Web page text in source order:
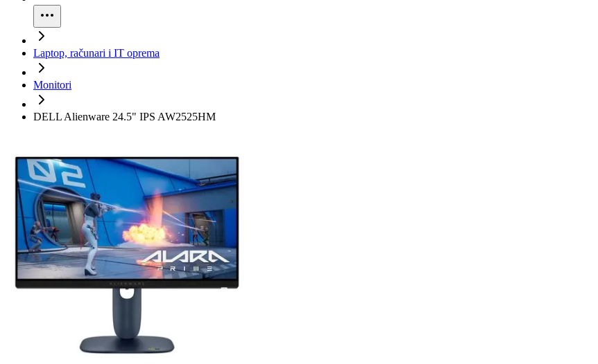
Laptop, računari i IT oprema
Monitori
DELL Alienware 24.5" IPS AW2525HM